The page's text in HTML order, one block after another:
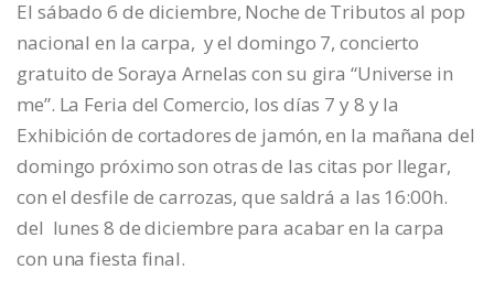
El sábado 6 de diciembre, Noche de Tributos al pop
nacional en la carpa, y el domingo 7, concierto
gratuito de Soraya Arnelas con su gira “Universe in
me”. La Feria del Comercio, los días 7 y 8 y la
Exhibición de cortadores de jamón, en la mañana del
domingo próximo son otras de las citas por llegar,
con el desfile de carrozas, que saldrá a las 16:00h.
del lunes 8 de diciembre para acabar en la carpa
con una fiesta final.